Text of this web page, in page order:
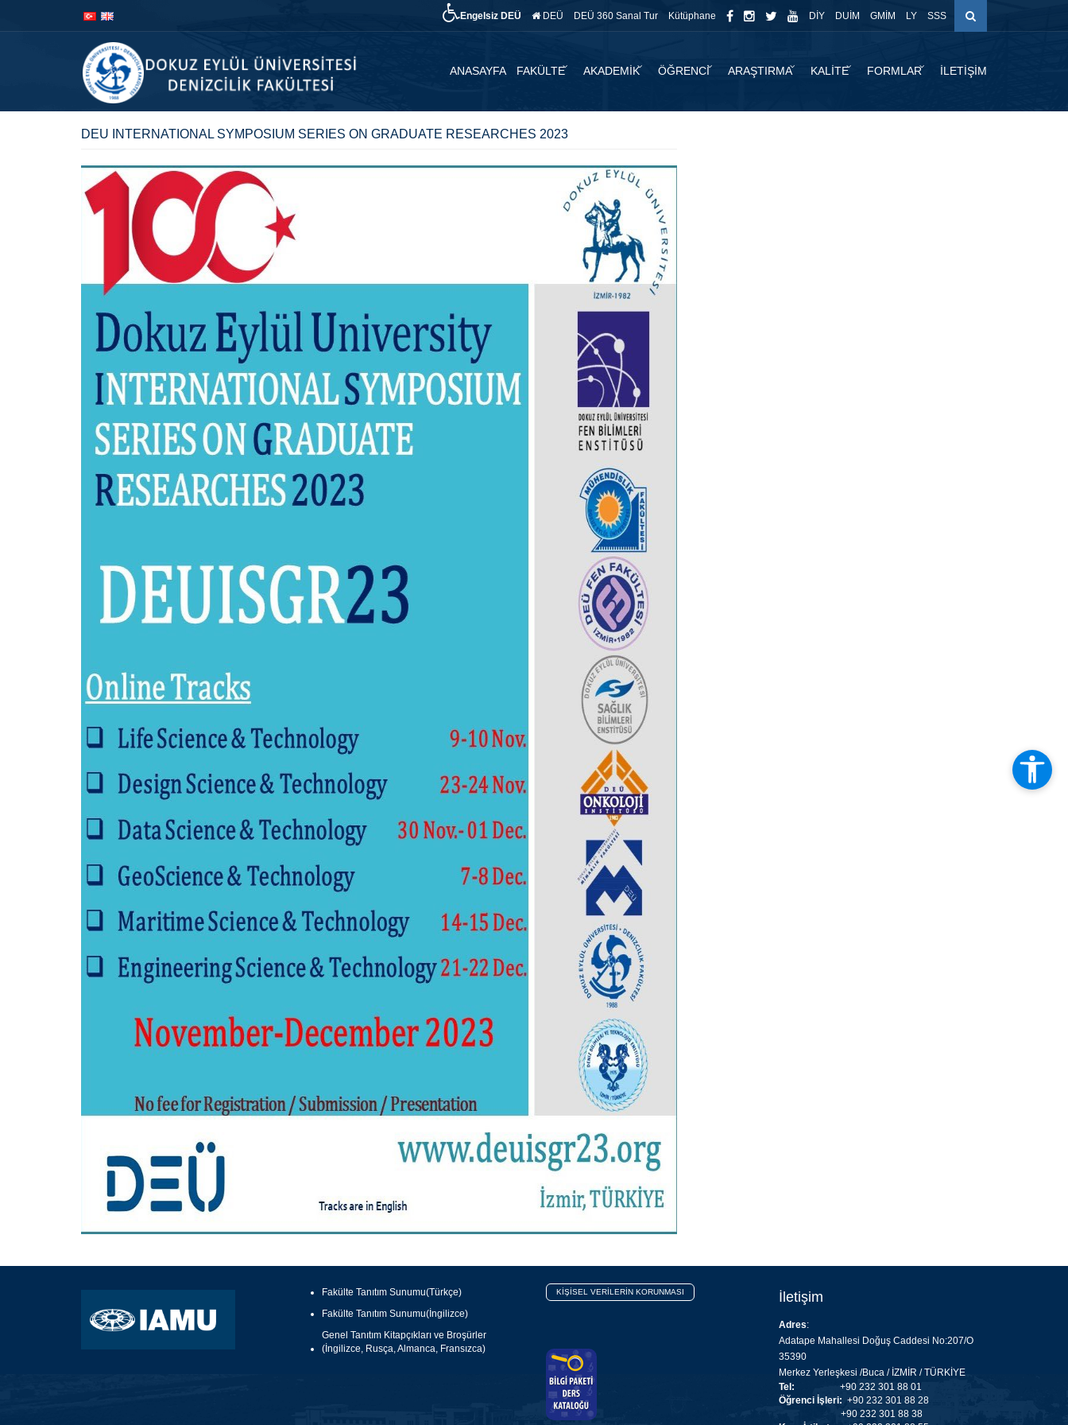
Engelsiz DEÜ DEÜ DEÜ 360 Sanal Tur Kütüphane DİY DUİM GMİM LY SSS
ANASAYFA FAKÜLTE AKADEMİK ÖĞRENCİ ARAŞTIRMA KALİTE FORMLAR İLETİŞİM
DEU INTERNATIONAL SYMPOSIUM SERIES ON GRADUATE RESEARCHES 2023
Fakülte Tanıtım Sunumu(Türkçe)
Fakülte Tanıtım Sunumu(İngilizce)
Genel Tanıtım Kitapçıkları ve Broşürler
(İngilizce, Rusça, Almanca, Fransızca)
KİŞİSEL VERİLERİN KORUNMASI İletişim
Adres:
Adatape Mahallesi Doğuş Caddesi No:207/O
35390
Merkez Yerleşkesi /Buca / İZMİR / TÜRKİYE
Tel:
+90 232 301 88 01
Öğrenci İşleri: +90 232 301 88 28
+90 232 301 88 38